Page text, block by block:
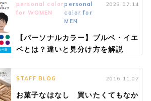
personal color
for WOMEN
personal
color for
MEN
2023.07.14
【パーソナルカラー】ブルベ・イエ
ベとは？違いと見分け方を解説
STAFF BLOG 2016.11.07
お菓子なはなし 買いたくてもなか